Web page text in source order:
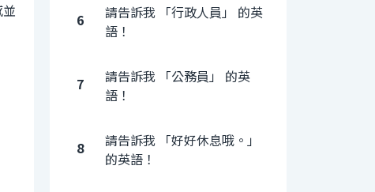
6
請告訴我 「行政人員」 的英
語！
7
請告訴我 「公務員」 的英
語！
8
請告訴我 「好好休息哦。」
的英語！